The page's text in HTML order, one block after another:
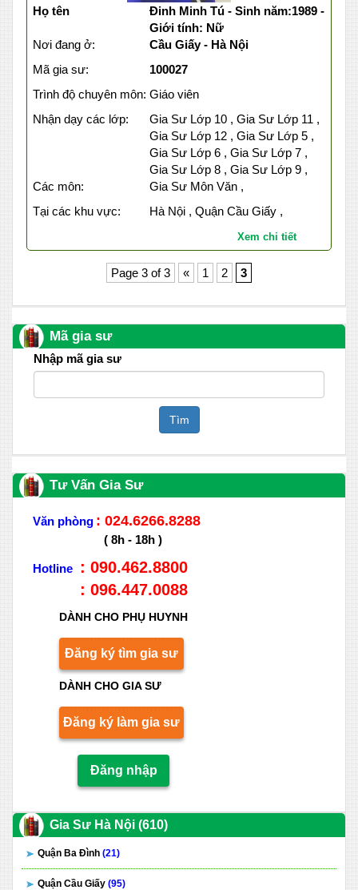
Họ tên
Đinh Minh Tú - Sinh năm:1989 -
Giới tính: Nữ
Nơi đang ở:
Cầu Giấy - Hà Nội
Mã gia sư:
100027
Trình độ chuyên môn: Giáo viên
Nhận dạy các lớp:
Gia Sư Lớp 10 , Gia Sư Lớp 11 ,
Gia Sư Lớp 12 , Gia Sư Lớp 5 ,
Gia Sư Lớp 6 , Gia Sư Lớp 7 ,
Gia Sư Lớp 8 , Gia Sư Lớp 9 ,
Các môn:
Gia Sư Môn Văn ,
Tại các khu vực:
Hà Nội , Quận Cầu Giấy ,
Xem chi tiết
Page 3 of 3 « 1 2 3
Mã gia sư
Nhập mã gia sư
Tìm
Tư Vấn Gia Sư
Văn phòng : 024.6266.8288
( 8h - 18h )
Hotline
: 090.462.8800
: 096.447.0088
DÀNH CHO PHỤ HUYNH
Đăng ký tìm gia sư
DÀNH CHO GIA SƯ
Đăng ký làm gia sư
Đăng nhập
Gia Sư Hà Nội (610)
Quận Ba Đình (21)
Quận Cầu Giấy (95)